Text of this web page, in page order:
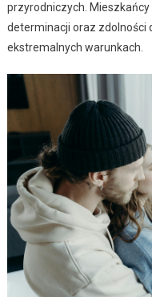
przyrodniczych.
determinacji oraz zdolności
ekstremalnych warunkach.